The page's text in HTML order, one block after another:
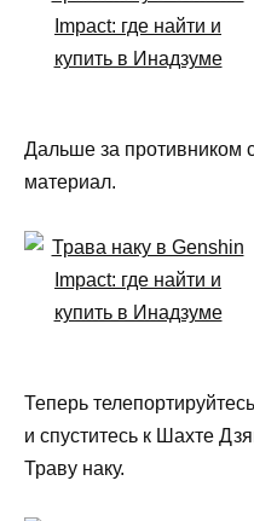
Дальше за противником
материал.
Теперь
и спуститесь к Шахте
Траву наку.